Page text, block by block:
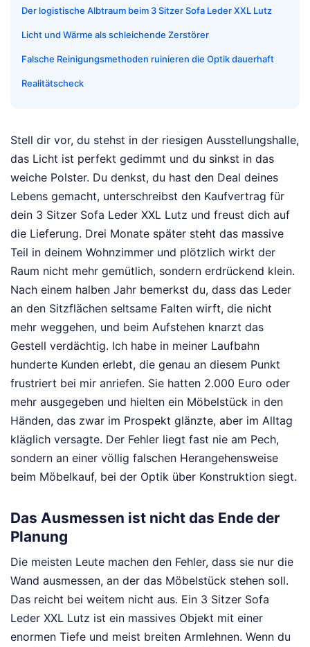
Der logistische Albtraum beim 3 Sitzer Sofa Leder XXL Lutz
Licht und Wärme als schleichende Zerstörer
Falsche Reinigungsmethoden ruinieren die Optik dauerhaft
Realitätscheck
Stell dir vor, du stehst in der riesigen Ausstellungshalle,
das Licht ist perfekt gedimmt und du sinkst in das
weiche Polster. Du denkst, du hast den Deal deines
Lebens gemacht, unterschreibst den Kaufvertrag für
dein 3 Sitzer Sofa Leder XXL Lutz und freust dich auf
die Lieferung. Drei Monate später steht das massive
Teil in deinem Wohnzimmer und plötzlich wirkt der
Raum nicht mehr gemütlich, sondern erdrückend klein.
Nach einem halben Jahr bemerkst du, dass das Leder
an den Sitzflächen seltsame Falten wirft, die nicht
mehr weggehen, und beim Aufstehen knarzt das
Gestell verdächtig. Ich habe in meiner Laufbahn
hunderte Kunden erlebt, die genau an diesem Punkt
frustriert bei mir anriefen. Sie hatten 2.000 Euro oder
mehr ausgegeben und hielten ein Möbelstück in den
Händen, das zwar im Prospekt glänzte, aber im Alltag
kläglich versagte. Der Fehler liegt fast nie am Pech,
sondern an einer völlig falschen Herangehensweise
beim Möbelkauf, bei der Optik über Konstruktion siegt.
Das Ausmessen ist nicht das Ende der
Planung
Die meisten Leute machen den Fehler, dass sie nur die
Wand ausmessen, an der das Möbelstück stehen soll.
Das reicht bei weitem nicht aus. Ein 3 Sitzer Sofa
Leder XXL Lutz ist ein massives Objekt mit einer
enormen Tiefe und meist breiten Armlehnen. Wenn du